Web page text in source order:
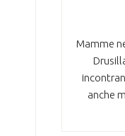
Mamme
anche